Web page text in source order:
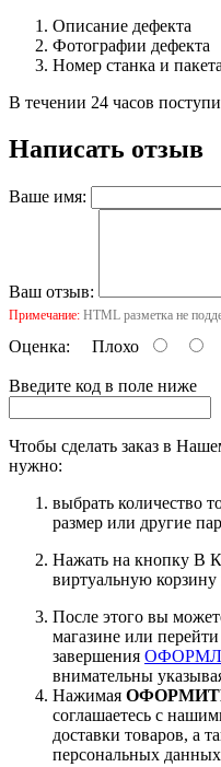
Описание дефекта
Фотографии дефекта
Номер станка и
В течении 24 часов
Написать отзыв
Ваше имя:
Ваш отзыв:
Примечание: HTML разметка не
Оценка: Плохо
Введите код в поле ниже
Чтобы сделать заказ в
нужно:
выбрать количество
размер или другие
Нажать на кнопку В
виртуальную корзину
После этого вы
магазине или
завершения
внимательны
Нажимая
соглашаетесь с
доставки товаров, а
персональных